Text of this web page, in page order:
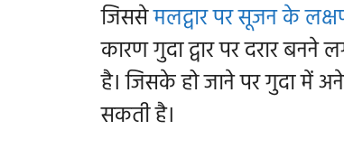
जिससेमलद्वार पर सूजन के
कारण गुदा द्वार पर दरार
है। जिसके हो जाने पर गुदा में
सकती है।